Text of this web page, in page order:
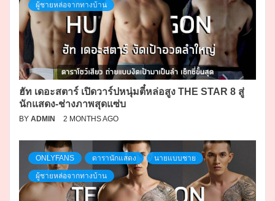
ผู้ชายหล่อจากทางบ้าน
ฮัท เดอะสตาร์ เปิดวาร์ปหนุ่มตี๋หล่อสูง THE STAR 8 สู่
นักแสดง-ช่างภาพสุดแซ่บ
BY ADMIN 2 MONTHS AGO
ONLYFANS ดารานักแสดง นายแบบชาย
ผู้ชายหล่อจากทางบ้าน